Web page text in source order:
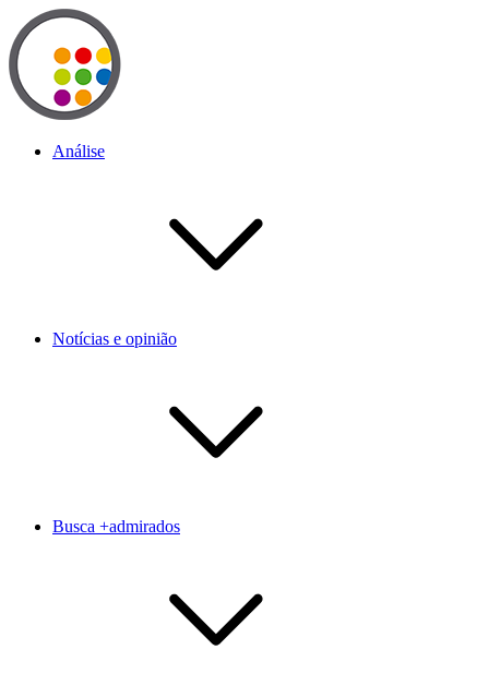
Análise
Notícias e opinião
Busca +admirados